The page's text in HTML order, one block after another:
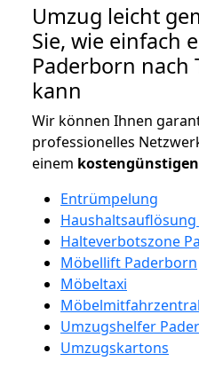
Umzug leicht
Sie, wie einfach
Paderborn nach
kann
Wir können Ihnen
professionelles
einem kostengünstigen
Entrümpelung
Halteverbotszone
Möbellift Paderborn
Möbeltaxi
Umzugshelfer
Umzugskartons